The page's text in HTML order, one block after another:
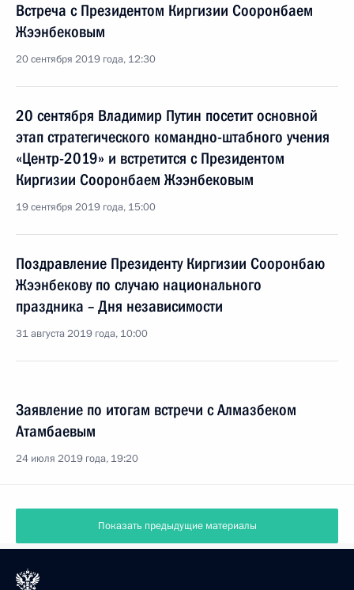
Встреча с Президентом Киргизии Сооронбаем
Жээнбековым
20 сентября 2019 года, 12:30
20 сентября Владимир Путин посетит основной
этап стратегического командно-штабного учения
«Центр-2019» и встретится с Президентом
Киргизии Сооронбаем Жээнбековым
19 сентября 2019 года, 15:00
Поздравление Президенту Киргизии Сооронбаю
Жээнбекову по случаю национального
праздника – Дня независимости
31 августа 2019 года, 10:00
Заявление по итогам встречи с Алмазбеком
Атамбаевым
24 июля 2019 года, 19:20
Показать предыдущие материалы